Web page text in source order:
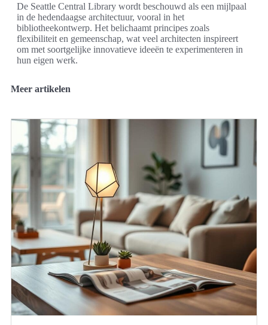
De Seattle Central Library wordt beschouwd als een mijlpaal
in de hedendaagse architectuur, vooral in het
bibliotheekontwerp. Het belichaamt principes zoals
flexibiliteit en gemeenschap, wat veel architecten inspireert
om met soortgelijke innovatieve ideeën te experimenteren in
hun eigen werk.
Meer artikelen